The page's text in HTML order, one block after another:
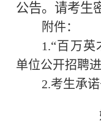
公告。请考生
附件：
1.“百万英
单位公开招聘
2.考生承